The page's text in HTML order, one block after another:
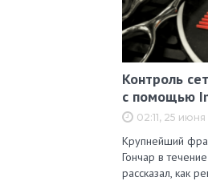
Контроль
с помощью
02:11, 25
Крупнейший
Гончар в
рассказал, как